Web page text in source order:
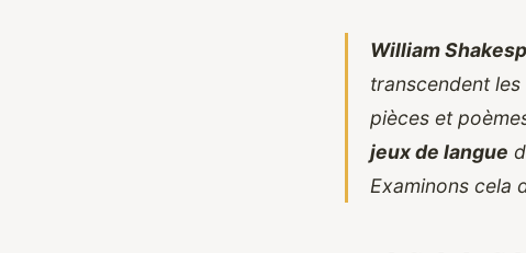
William
transcendent
pièces et
jeux de langue
Examinons cela